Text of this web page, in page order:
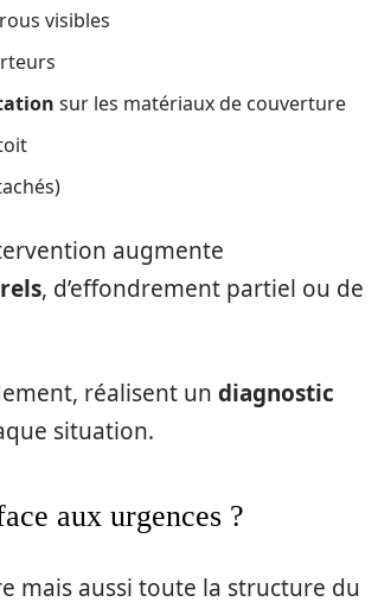
visibles
sur les matériaux de couverture
augmente
, d’effondrement partiel ou de
réalisent un diagnostic
situation.
aux urgences ?
mais aussi toute la structure du